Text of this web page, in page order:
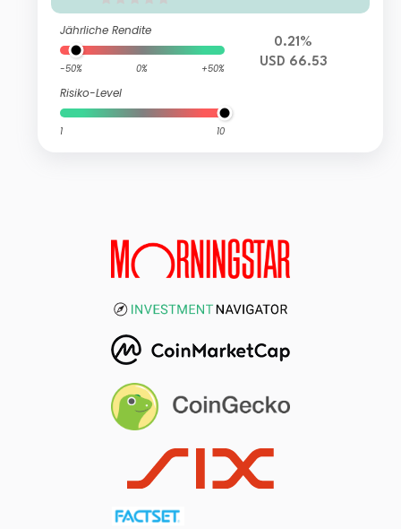
Jährliche Rendite
-50% 0% +50%
Risiko-Level
1 10
0.21%
USD 66.53